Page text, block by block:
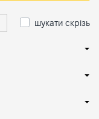
шукати скрізь